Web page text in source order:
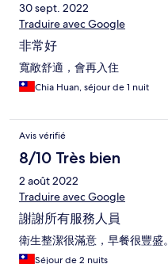
30 sept. 2022
Traduire avec Google
非常好
寬敞舒適，會再入住
Chia Huan, séjour de 1 nuit
Avis vérifié
8/10 Très bien
2 août 2022
Traduire avec Google
謝謝所有服務人員
衛生整潔很滿意，早餐很豐盛。
Séjour de 2 nuits